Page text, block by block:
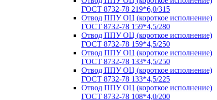
ГОСТ 8732-78 219*6,0/315
Отвод ППУ ОЦ (короткое исполнение)
ГОСТ 8732-78 159*4,5/280
Отвод ППУ ОЦ (короткое исполнение)
ГОСТ 8732-78 159*4,5/250
Отвод ППУ ОЦ (короткое исполнение)
ГОСТ 8732-78 133*4,5/250
Отвод ППУ ОЦ (короткое исполнение)
ГОСТ 8732-78 133*4,5/225
Отвод ППУ ОЦ (короткое исполнение)
ГОСТ 8732-78 108*4,0/200